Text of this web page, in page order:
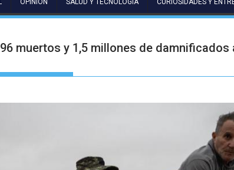
muertos y 1,5 millones de damnificados